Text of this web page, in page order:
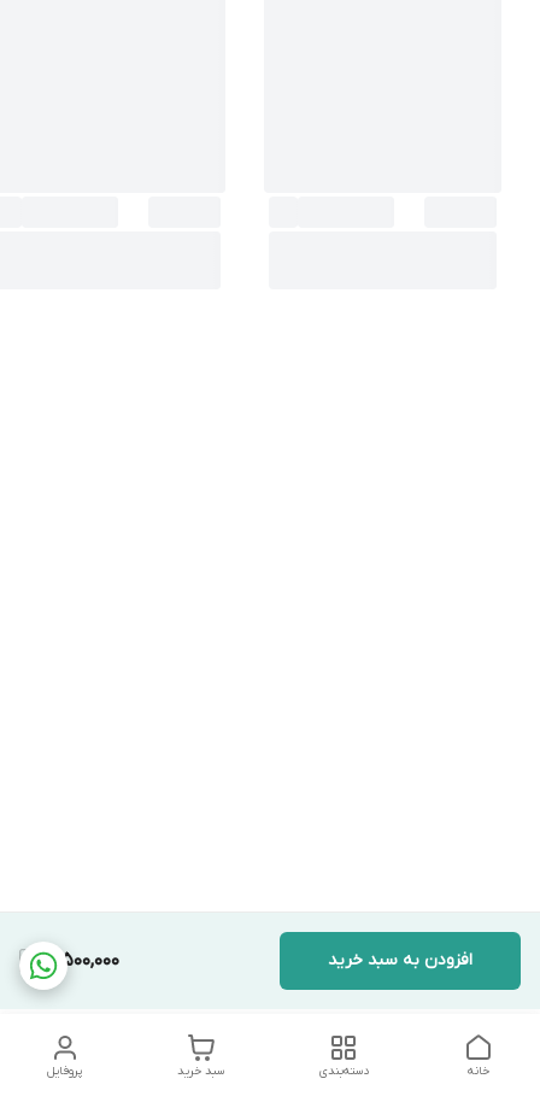
12,500,000 افزودن به سبد خرید
پروفایل سبد خرید دسته‌بندی خانه